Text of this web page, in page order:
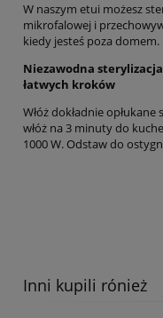
W naszym etui możesz
mikrofalowej i
kiedy jesteś poza domem.
Niezawodna
łatwych kroków
Włóż dokładnie
włóż na 3 minuty do
1000 W. Odstaw do
Inni kupili rónież